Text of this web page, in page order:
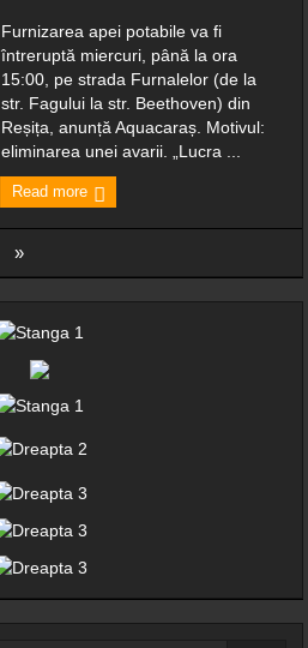
Furnizarea apei potabile va fi
întreruptă miercuri, până la ora
15:00, pe strada Furnalelor (de la
str. Fagului la str. Beethoven) din
Reșița, anunță Aquacaraș. Motivul:
eliminarea unei avarii. „Lucra ...
Read more
»